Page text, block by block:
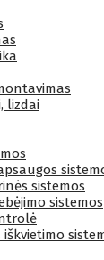
lizdai
sistemos
sistemos
iškvietimo